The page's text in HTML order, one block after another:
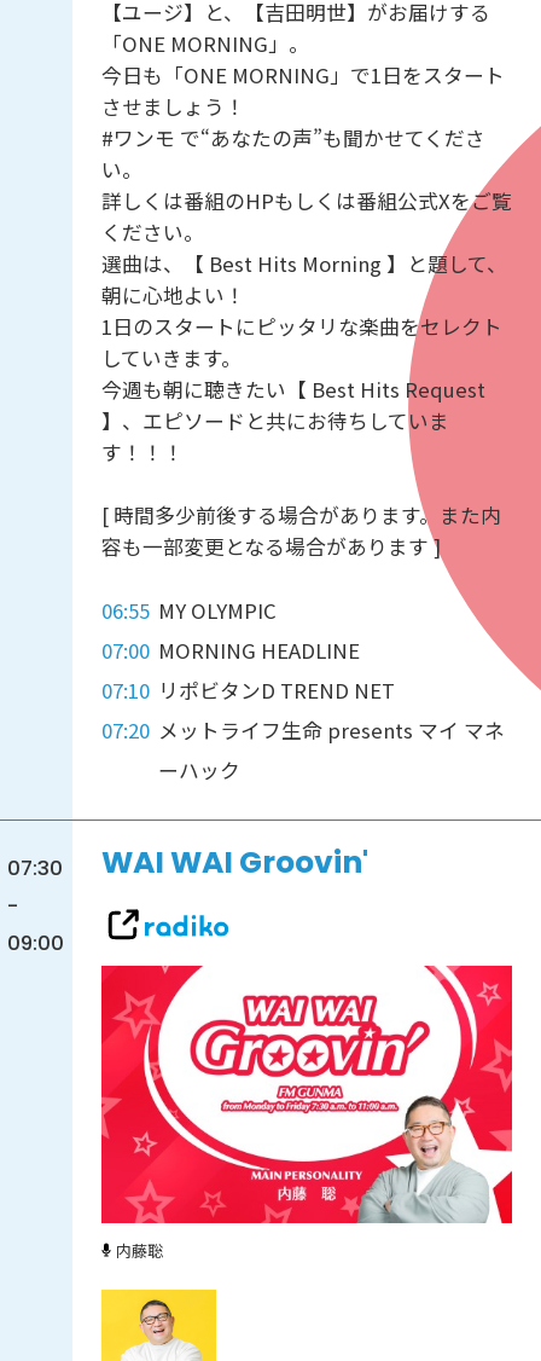
【ユージ】と、【吉田明世】がお届けする
「ONE MORNING」。
今日も「ONE MORNING」で1日をスタート
させましょう！
#ワンモ で“あなたの声”も聞かせてくださ
い。
詳しくは番組のHPもしくは番組公式Xをご覧
ください。
選曲は、【 Best Hits Morning 】と題して、
朝に心地よい！
1日のスタートにピッタリな楽曲をセレクト
していきます。
今週も朝に聴きたい【 Best Hits Request
】、エピソードと共にお待ちしていま
す！！！
[ 時間多少前後する場合があります。また内
容も一部変更となる場合があります ]
06:55 MY OLYMPIC
07:00 MORNING HEADLINE
07:10 リポビタンD TREND NET
07:20 メットライフ生命 presents マイ マネ
ーハック
07:30
-
09:00
WAI WAI Groovin'
内藤聡